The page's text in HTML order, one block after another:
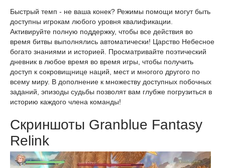
Быстрый темп - не ваша конек? Режимы помощи могут быть
доступны игрокам любого уровня квалификации.
Активируйте полную поддержку, чтобы все действия во
время битвы выполнялись автоматически! Царство Небесное
богато знаниями и историей. Просматривайте поэтический
дневник в любое время во время игры, чтобы получить
доступ к сокровищнице наций, мест и многого другого по
всему миру. В дополнение к множеству доступных побочных
заданий, эпизоды судьбы позволят вам глубже погрузиться в
историю каждого члена команды!
Скриншоты Granblue Fantasy
Relink